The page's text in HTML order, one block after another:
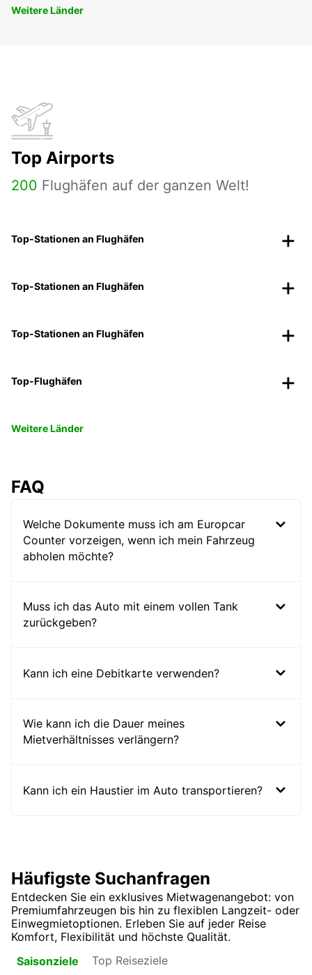
Weitere Länder
Top Airports
200 Flughäfen auf der ganzen Welt!
Top-Stationen an Flughäfen
Top-Stationen an Flughäfen
Top-Stationen an Flughäfen
Top-Flughäfen
Weitere Länder
FAQ
Welche Dokumente muss ich am Europcar
Counter vorzeigen, wenn ich mein Fahrzeug
abholen möchte?
Muss ich das Auto mit einem vollen Tank
zurückgeben?
Kann ich eine Debitkarte verwenden?
Wie kann ich die Dauer meines
Mietverhältnisses verlängern?
Kann ich ein Haustier im Auto transportieren?
Häufigste Suchanfragen
Entdecken Sie ein exklusives Mietwagenangebot: von
Premiumfahrzeugen bis hin zu flexiblen Langzeit- oder
Einwegmietoptionen. Erleben Sie auf jeder Reise
Komfort, Flexibilität und höchste Qualität.
Saisonziele
Top Reiseziele